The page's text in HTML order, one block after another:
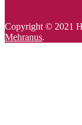
Copyright © 2021
Mehranus.